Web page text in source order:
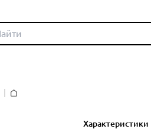
Характеристики